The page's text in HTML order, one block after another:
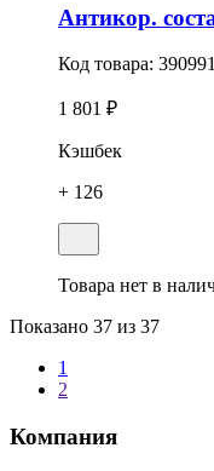
Антикор.
Код товара: 390991
1 801 ₽
Кэшбек
+ 126
Товара нет в
Показано 37 из 37
1
2
Компания